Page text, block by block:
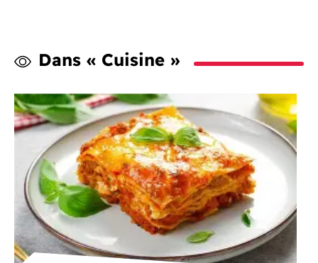
Dans « Cuisine »